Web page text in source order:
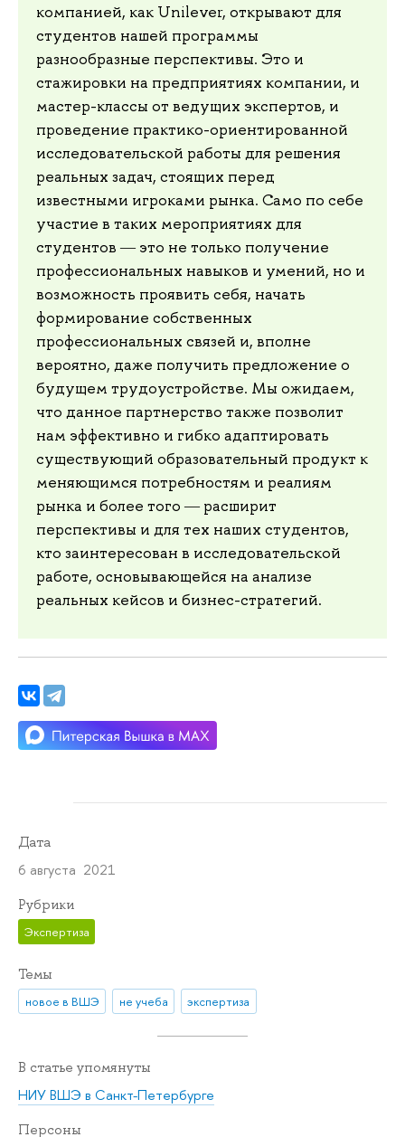
компанией, как Unilever, открывают для
студентов нашей программы
разнообразные перспективы. Это и
стажировки на предприятиях компании, и
мастер-классы от ведущих экспертов, и
проведение практико-ориентированной
исследовательской работы для решения
реальных задач, стоящих перед
известными игроками рынка. Само по себе
участие в таких мероприятиях для
студентов ― это не только получение
профессиональных навыков и умений, но и
возможность проявить себя, начать
формирование собственных
профессиональных связей и, вполне
вероятно, даже получить предложение о
будущем трудоустройстве. Мы ожидаем,
что данное партнерство также позволит
нам эффективно и гибко адаптировать
существующий образовательный продукт к
меняющимся потребностям и реалиям
рынка и более того ― расширит
перспективы и для тех наших студентов,
кто заинтересован в исследовательской
работе, основывающейся на анализе
реальных кейсов и бизнес-стратегий.
Дата
6 августа 2021
Рубрики
Экспертиза
Темы
новое в ВШЭ не учеба экспертиза
В статье упомянуты
НИУ ВШЭ в Санкт-Петербурге
Персоны